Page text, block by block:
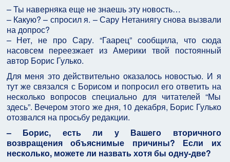
– Ты наверняка еще не знаешь эту новость…
– Какую? – спросил я. – Сару Нетаниягу снова вызвали
на допрос?
– Нет, не про Сару. “Гаарец” сообщила, что сюда
насовсем переезжает из Америки твой постоянный
автор Борис Гулько.
Для меня это действительно оказалось новостью. И я
тут же связался с Борисом и попросил его ответить на
несколько вопросов специально для читателей “Мы
здесь”. Вечером этого же дня, 10 декабря, Борис Гулько
отозвался на просьбу редакции.
– Борис, есть ли у Вашего вторичного
возвращения объяснимые причины? Если их
несколько, можете ли назвать хотя бы одну-две?